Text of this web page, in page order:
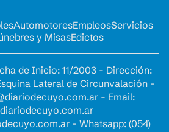
AutomotoresEmpleosServicios
y MisasEdictos
de Inicio: 11/2003 - Dirección:
Lateral de Circunvalación -
- Email:
- Whatsapp: (054)